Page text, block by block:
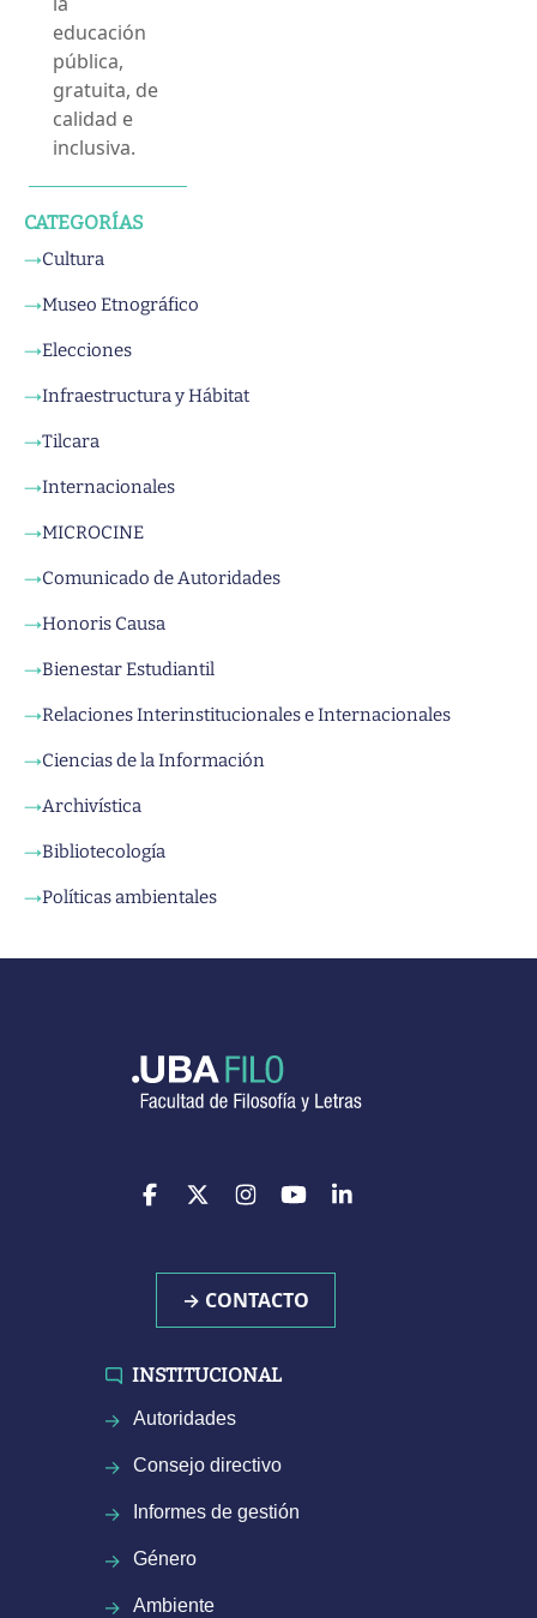
educación
pública,
gratuita, de
calidad e
inclusiva.
CATEGORÍAS
→Cultura
→Museo Etnográfico
→Elecciones
→Infraestructura y Hábitat
→Tilcara
→Internacionales
→MICROCINE
→Comunicado de Autoridades
→Honoris Causa
→Bienestar Estudiantil
→Relaciones Interinstitucionales e Internacionales
→Ciencias de la Información
→Archivística
→Bibliotecología
→Políticas ambientales
→ CONTACTO
INSTITUCIONAL
Autoridades
Consejo directivo
Informes de gestión
Género
Ambiente